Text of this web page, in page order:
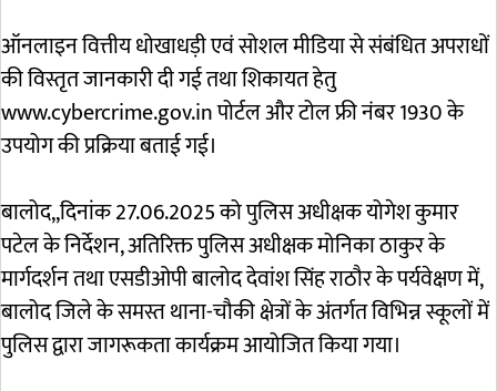
ऑनलाइन वित्तीय धोखाधड़ी एवं सोशल मीडिया से संबंधित अपराधों
की विस्तृत जानकारी दी गई तथा शिकायत हेतु
www.cybercrime.gov.in पोर्टल और टोल फ्री नंबर 1930 के
उपयोग की प्रक्रिया बताई गई।
बालोद,,दिनांक 27.06.2025 को पुलिस अधीक्षक योगेश कुमार
पटेल के निर्देशन, अतिरिक्त पुलिस अधीक्षक मोनिका ठाकुर के
मार्गदर्शन तथा एसडीओपी बालोद देवांश सिंह राठौर के पर्यवेक्षण में,
बालोद जिले के समस्त थाना-चौकी क्षेत्रों के अंतर्गत विभिन्न स्कूलों में
पुलिस द्वारा जागरूकता कार्यक्रम आयोजित किया गया।